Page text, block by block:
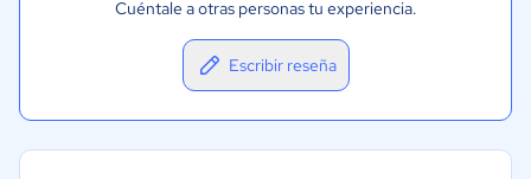
Cuéntale a otras personas tu experiencia.
Escribir reseña